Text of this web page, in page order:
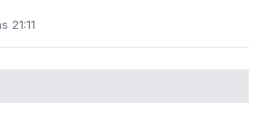
21:11